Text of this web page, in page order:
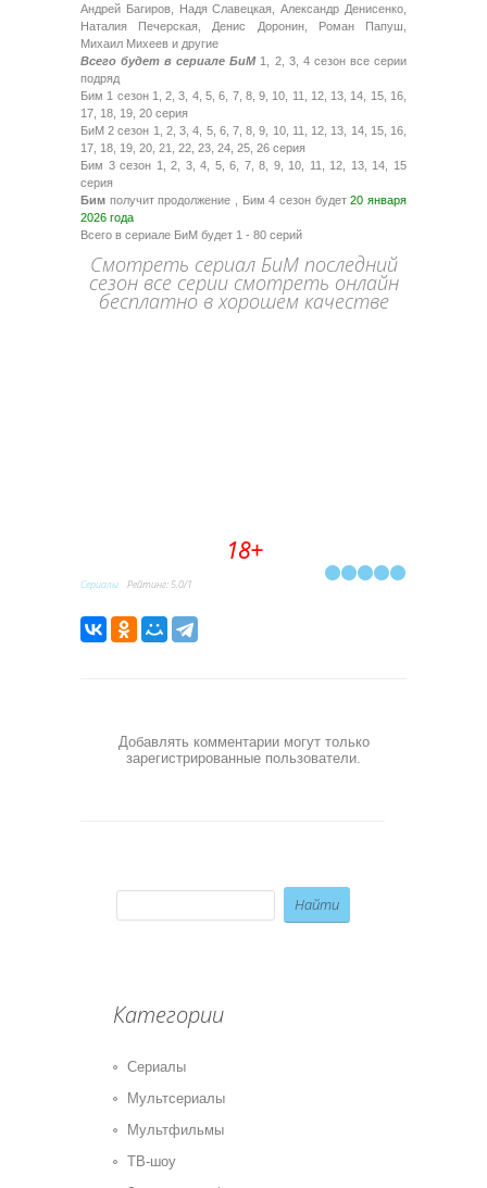
Андрей Багиров, Надя Славецкая, Александр Денисенко,
Наталия Печерская, Денис Доронин, Роман Папуш,
Михаил Михеев и другие
Всего будет в сериале БиМ1, 2, 3, 4 сезон все серии
подряд
Бим 1 сезон 1, 2, 3, 4, 5, 6, 7, 8, 9, 10, 11, 12, 13, 14, 15, 16,
17, 18, 19, 20 серия
БиМ 2 сезон 1, 2, 3, 4, 5, 6, 7, 8, 9, 10, 11, 12, 13, 14, 15, 16,
17, 18, 19, 20, 21, 22, 23, 24, 25, 26 серия
Бим 3 сезон 1, 2, 3, 4, 5, 6, 7, 8, 9, 10, 11, 12, 13, 14, 15
серия
Бим получит продолжение , Бим 4 сезон будет20 января
2026 года
Всего в сериале БиМ будет 1 - 80 серий
Смотреть сериал БиМ последний
сезон все серии смотреть онлайн
бесплатно в хорошем качестве
18+
Сериалы Рейтинг:5.0/1
Добавлять комментарии могут только
зарегистрированные пользователи.
Категории
Сериалы
Мультсериалы
Мультфильмы
ТВ-шоу